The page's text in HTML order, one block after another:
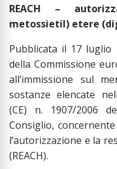
REACH –
metossietil) etere
Pubblicata il 17 luglio
della Commissione
all’immissione sul
sostanze elencate
(CE) n. 1907/2006
Consiglio,
l’autorizzazione e la
(REACH).